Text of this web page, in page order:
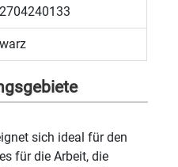
sich ideal für den
für die Arbeit, die